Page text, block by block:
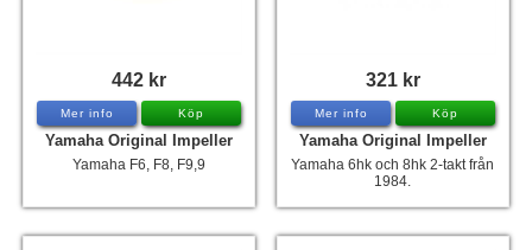
442 kr
Mer info Köp
Yamaha Original Impeller
Yamaha F6, F8, F9,9
321 kr
Mer info Köp
Yamaha Original Impeller
Yamaha 6hk och 8hk 2-takt från
1984.